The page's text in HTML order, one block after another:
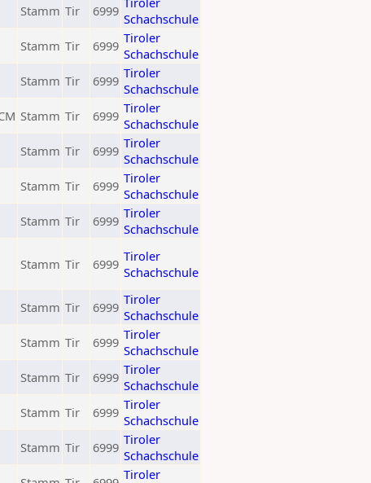
Stamm Tir 6999 Schachschule
Stamm Tir 6999 Tiroler
Schachschule
Stamm Tir 6999 Tiroler
Schachschule
Stamm Tir 6999 Tiroler
Schachschule
Stamm Tir 6999 Tiroler
Schachschule
Stamm Tir 6999 Tiroler
Schachschule
Stamm Tir 6999 Tiroler
Schachschule
Stamm Tir 6999 Tiroler
Schachschule
Stamm Tir 6999 Tiroler
Schachschule
Stamm Tir 6999 Tiroler
Schachschule
Stamm Tir 6999 Tiroler
Schachschule
Stamm Tir 6999 Tiroler
Schachschule
Stamm Tir 6999 Tiroler
Schachschule
Tiroler